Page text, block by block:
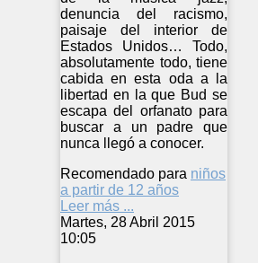
denuncia del racismo,
paisaje del interior de
Estados Unidos… Todo,
absolutamente todo, tiene
cabida en esta oda a la
libertad en la que Bud se
escapa del orfanato para
buscar a un padre que
nunca llegó a conocer.
Recomendado para niños
a partir de 12 años
Leer más ...
Martes, 28 Abril 2015
10:05